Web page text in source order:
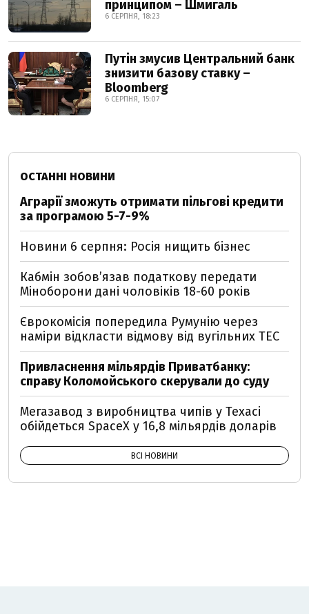
принципом – Шмигаль
6 СЕРПНЯ, 18:23
Путін змусив Центральний банк
знизити базову ставку –
Bloomberg
6 СЕРПНЯ, 15:07
ОСТАННІ НОВИНИ
Аграрії зможуть отримати пільгові кредити
за програмою 5-7-9%
Новини 6 серпня: Росія нищить бізнес
Кабмін зобовʼязав податкову передати
Міноборони дані чоловіків 18-60 років
Єврокомісія попередила Румунію через
наміри відкласти відмову від вугільних ТЕС
Привласнення мільярдів Приватбанку:
справу Коломойського скерували до суду
Мегазавод з виробництва чипів у Техасі
обійдеться SpaceX у 16,8 мільярдів доларів
ВСІ НОВИНИ